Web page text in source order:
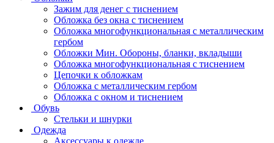
Зажим для денег с тиснением
Обложка без окна с тиснением
Обложка многофункциональная с металлическим
гербом
Обложки Мин. Обороны, бланки, вкладыши
Обложка многофункциональная с тиснением
Цепочки к обложкам
Обложка с металлическим гербом
Обложка с окном и тиснением
Обувь
Стельки и шнурки
Одежда
Аксессуары к одежде